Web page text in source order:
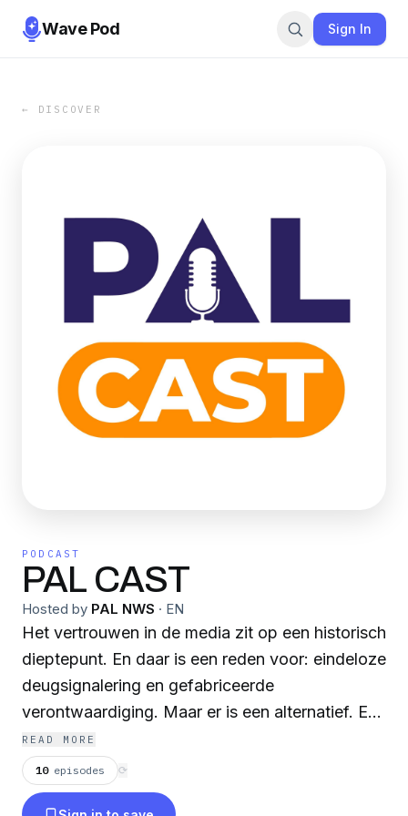
Wave Pod Sign In
← DISCOVER
PODCAST
PAL CAST
Hosted by PAL NWS · EN
Het vertrouwen in de media zit op een historisch
dieptepunt. En daar is een reden voor: eindeloze
deugsignalering en gefabriceerde
verontwaardiging. Maar er is een alternatief. Een
plaats waar u de feiten kunt krijgen over de
verhalen die voor u belangrijk zijn. Wij
introduceren PAL CAST. De podcasts die uw
READ MORE
10 episodes ⟳